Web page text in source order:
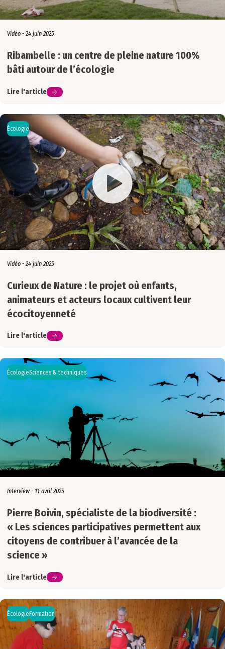
Vidéo - 24 juin 2025
Ribambelle : un centre de pleine nature 100%
bâti autour de l’écologie
Lire l'article
Écologie
Vidéo - 24 juin 2025
Curieux de Nature : le projet où enfants,
animateurs et acteurs locaux cultivent leur
écocitoyenneté
Lire l'article
ÉcologieSciences & techniques
Interview - 11 avril 2025
Pierre Boivin, spécialiste de la biodiversité :
« Les sciences participatives permettent aux
citoyens de contribuer à l’avancée de la
science »
Lire l'article
Écologie Formation